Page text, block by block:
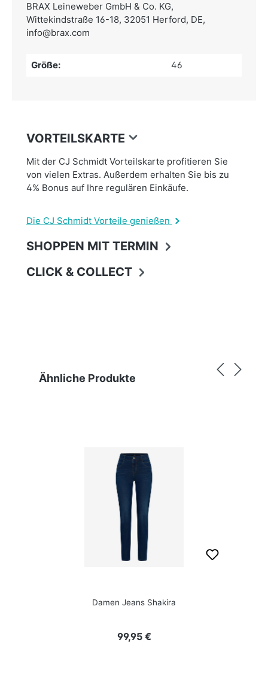
BRAX Leineweber GmbH & Co. KG,
Wittekindstraße 16-18, 32051 Herford, DE,
info@brax.com
Größe: 46
VORTEILSKARTE
Mit der CJ Schmidt Vorteilskarte profitieren Sie
von vielen Extras. Außerdem erhalten Sie bis zu
4% Bonus auf Ihre regulären Einkäufe.
Die CJ Schmidt Vorteile genießen
SHOPPEN MIT TERMIN
CLICK & COLLECT
Produktgalerie überspringen
Ähnliche Produkte
Damen Jeans Shakira
Regulärer Preis:
99,95 €